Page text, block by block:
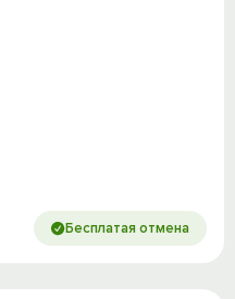
Бесплатая отмена